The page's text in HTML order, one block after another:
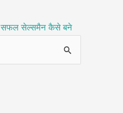
सफल सेल्समैन कैसे बने